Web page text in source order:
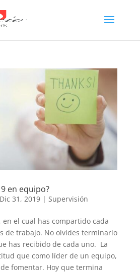
en equipo?
Dic 31, 2019| Supervisión
el cual has compartido cada
de trabajo. No olvides terminarlo
has recibido de cada uno. La
que como líder de un equipo,
fomentar. Hoy que termina